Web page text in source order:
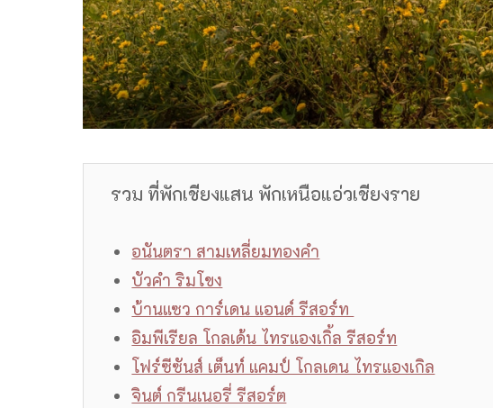
รวม ที่พักเชียงแสน พักเหนือแอ่วเชียงราย
อนันตรา สามเหลี่ยมทองคำ
บัวคำ ริมโขง
บ้านแซว การ์เดน แอนด์ รีสอร์ท
อิมพีเรียล โกลเด้น ไทรแองเกิ้ล รีสอร์ท
โฟร์ซีซันส์ เต็นท์ แคมป์ โกลเดน ไทรแองเกิล
จินต์ กรีนเนอรี่ รีสอร์ต